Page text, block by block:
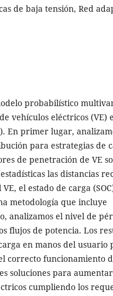
de baja tensión, Red
probabilístico
vehículos eléctricos (VE)
En primer lugar,
para estrategias de
de penetración de VE
las distancias
el estado de carga
metodología que incluye
analizamos el nivel de
flujos de potencia. Los
en manos del usuario
correcto funcionamiento
soluciones para
cumpliendo los